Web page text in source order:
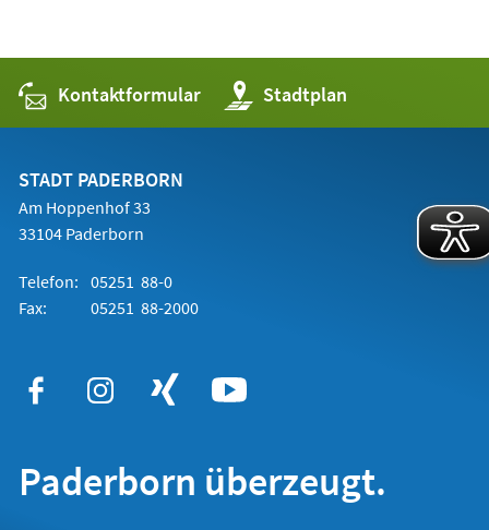
Kontaktformular Stadtplan
(Öffnet
in
einem
STADT PADERBORN
Am Hoppenhof 33
33104 Paderborn
Telefon: 05251 88-0
Fax:
05251 88-2000
Paderborn überzeugt.